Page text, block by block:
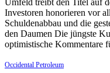
Umfeld treibt den Titel auf
Investoren honorieren vor
Schuldenabbau und die
den Daumen Die jüngste
optimistische Kommentare
Occidental Petroleum